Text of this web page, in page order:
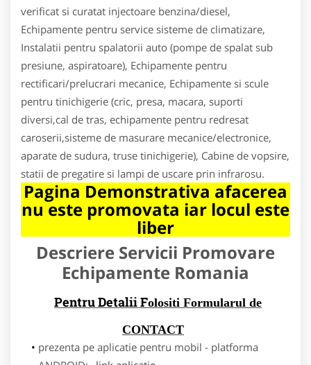
verificat si curatat injectoare benzina/diesel,
Echipamente pentru service sisteme de climatizare,
Instalatii pentru spalatorii auto (pompe de spalat sub
presiune, aspiratoare), Echipamente pentru
rectificari/prelucrari mecanice, Echipamente si scule
pentru tinichigerie (cric, presa, macara, suporti
diversi,cal de tras, echipamente pentru redresat
caroserii,sisteme de masurare mecanice/electronice,
aparate de sudura, truse tinichigerie), Cabine de vopsire,
statii de pregatire si lampi de uscare prin infrarosu.
Pagina Demonstrativa afacerea
nu este promovata iar locul este
liber
Descriere Servicii Promovare
Echipamente Romania
Pentru Detalii Folositi Formularul de
CONTACT
prezenta pe aplicatie pentru mobil - platforma